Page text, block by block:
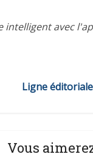
avec
Ligne
Vous